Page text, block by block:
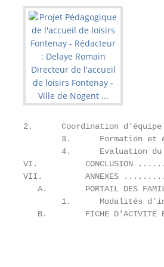
2.      Coordination
3.      Formation et
4.      Evaluation
VI.
VII.
A.        PORTAIL DES
1.      Modalités
B.        FICHE D'ACTVITE